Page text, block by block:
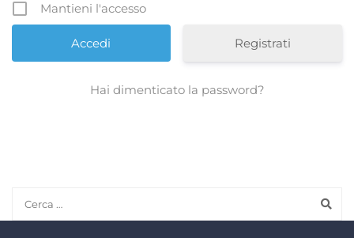
Mantieni l'accesso
Registrati
Hai dimenticato la password?